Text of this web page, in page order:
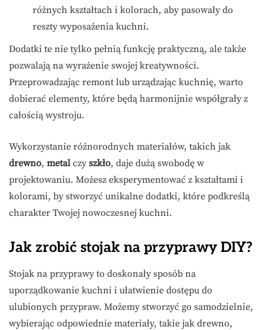
różnych kształtach i kolorach, aby pasowały do
reszty wyposażenia kuchni.
Dodatki te nie tylko pełnią funkcję praktyczną, ale także
pozwalają na wyrażenie swojej kreatywności.
Przeprowadzając remont lub urządzając kuchnię, warto
dobierać elementy, które będą harmonijnie współgrały z
całością wystroju.
Wykorzystanie różnorodnych materiałów, takich jak
drewno, metal czy szkło, daje dużą swobodę w
projektowaniu. Możesz eksperymentować z kształtami i
kolorami, by stworzyć unikalne dodatki, które podkreślą
charakter Twojej nowoczesnej kuchni.
Jak zrobić stojak na przyprawy DIY?
Stojak na przyprawy to doskonały sposób na
uporządkowanie kuchni i ułatwienie dostępu do
ulubionych przypraw. Możemy stworzyć go samodzielnie,
wybierając odpowiednie materiały, takie jak drewno,